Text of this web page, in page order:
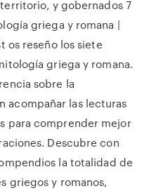
y gobernados 7
griega y romana |
os reseño los siete
griega y romana.
sobre la
acompañar las lecturas
para comprender mejor
Descubre con
la totalidad de
griegos y romanos,